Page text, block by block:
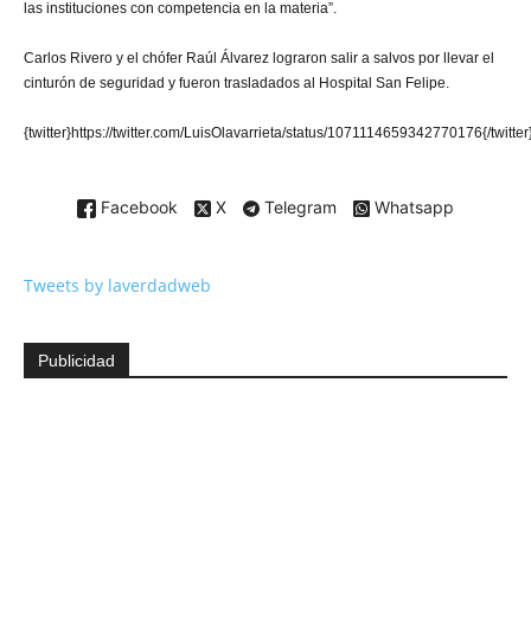
las instituciones con competencia en la materia”.
Carlos Rivero y el chófer Raúl Álvarez lograron salir a salvos por llevar el
cinturón de seguridad y fueron trasladados al Hospital San Felipe.
{twitter}https://twitter.com/LuisOlavarrieta/status/1071114659342770176{/
Facebook X Telegram Whatsapp
Tweets by laverdadweb
Publicidad